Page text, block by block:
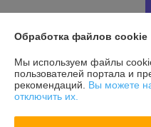
Информация для покупателя
Индивидуальный
-
Регистрационный номер ЕГР:
Обработка файлов cookie
Мы используем файлы
пользователей портала и
рекомендаций. Вы можете
отключить их.